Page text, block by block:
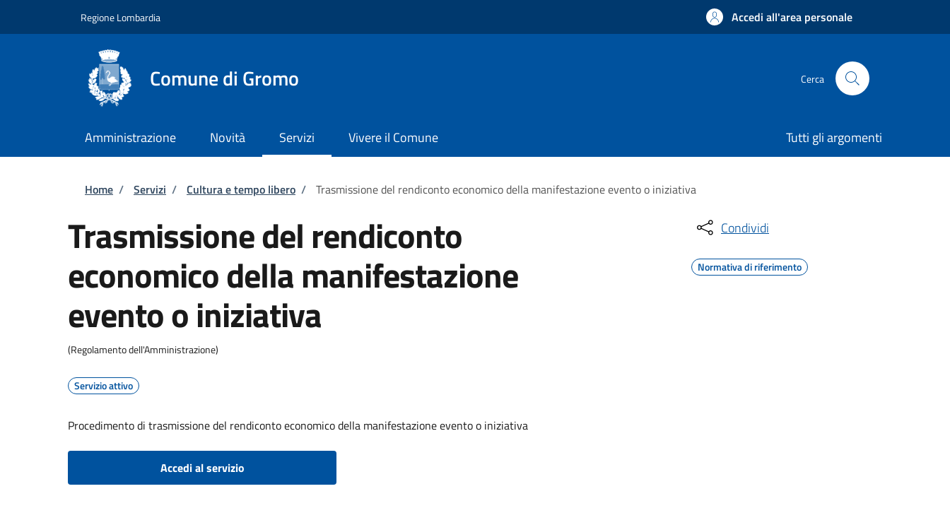
Regione Lombardia Accedi all'area personale
Comune di Gromo Cerca
Amministrazione Novità Servizi Vivere il Comune Tutti gli argomenti
Briciole di pane
Home / Servizi / Cultura e tempo libero / Trasmissione del rendiconto economico della manifestazione evento o iniziativa
Trasmissione del rendiconto
economico della manifestazione
evento o iniziativa
(Regolamento dell'Amministrazione)
Servizio attivo
Procedimento di trasmissione del rendiconto economico della manifestazione evento o iniziativa
Accedi al servizio
Condividi
Normativa di riferimento